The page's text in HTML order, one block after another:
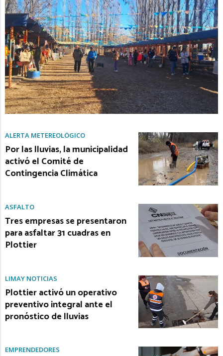
ALERTA METEREOLÓGICO
Por las lluvias, la municipalidad
activó el Comité de
Contingencia Climática
ASFALTO
Tres empresas se presentaron
para asfaltar 31 cuadras en
Plottier
LIMAY NOTICIAS
Plottier activó un operativo
preventivo integral ante el
pronóstico de lluvias
EMPRENDEDORES